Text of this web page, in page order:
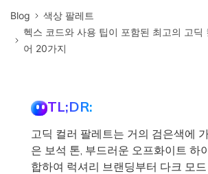
Blog
색상 팔레트
헥스 코드와 사용 팁이 포함된 최고의 고딕
어 20가지
TL;DR:
고딕 컬러 팔레트는 거의 검은색에
은 보석 톤, 부드러운 오프화이트 하
합하여 럭셔리 브랜딩부터 다크 모